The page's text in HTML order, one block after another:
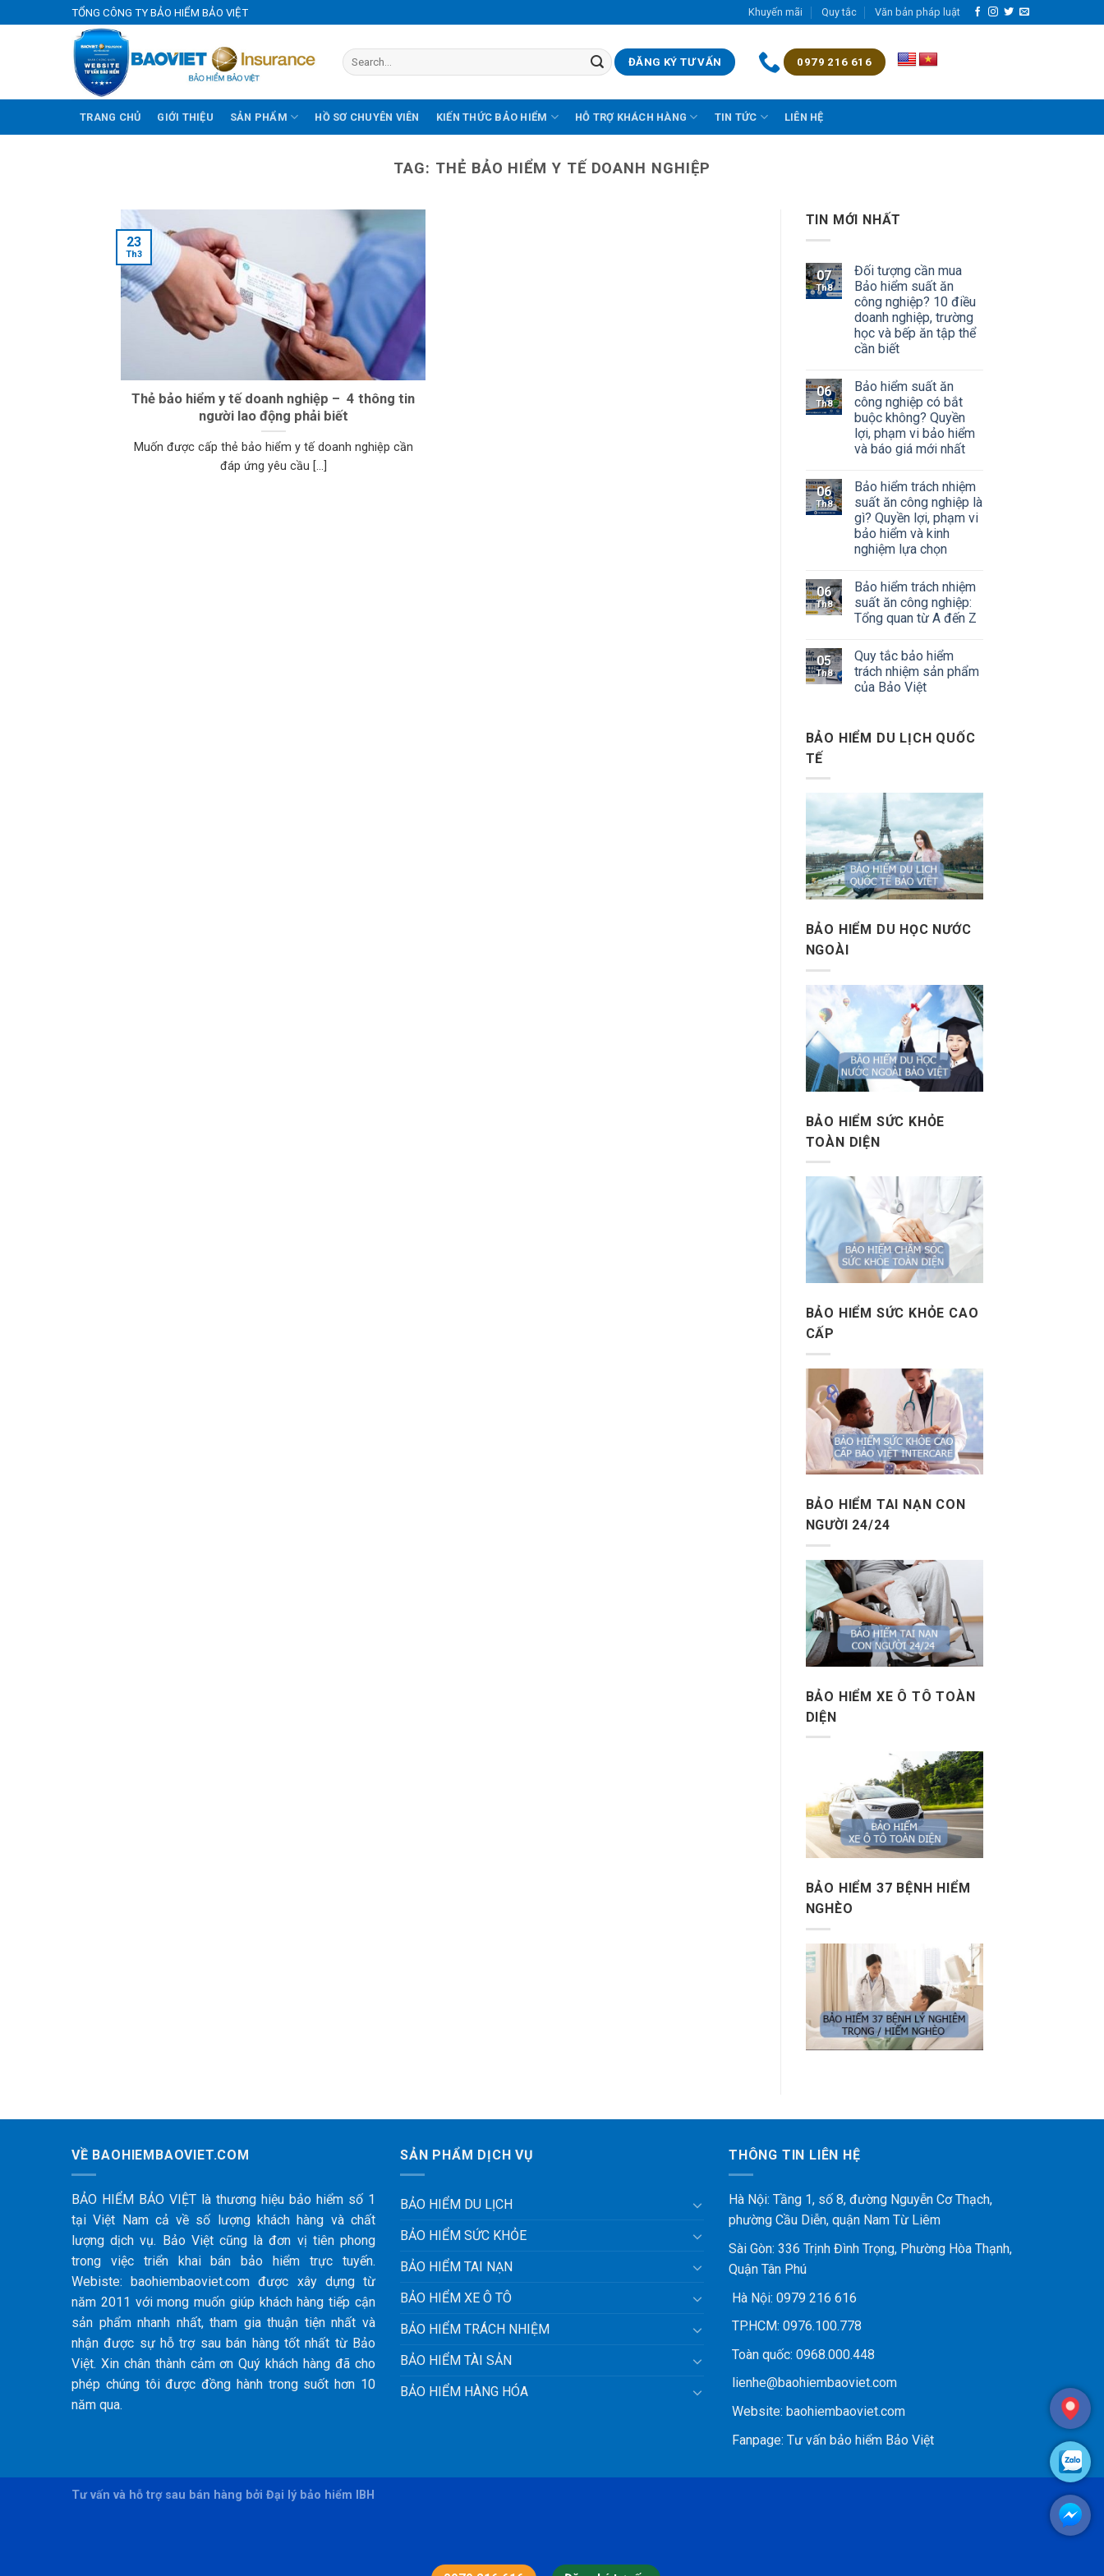
to
TỔNG CÔNG TY BẢO HIỂM BẢO VIỆT Khuyến mãi Quy tắc Văn bản pháp luật
ĐĂNG KÝ TƯ VẤN 0979 216 616
TRANG CHỦ GIỚI THIỆU SẢN PHẨM HỒ SƠ CHUYÊN VIÊN KIẾN THỨC BẢO HIỂM HỖ TRỢ KHÁCH HÀNG TIN TỨC LIÊN HỆ
TAG: THẺ BẢO HIỂM Y TẾ DOANH NGHIỆP
Thẻ bảo hiểm y tế doanh nghiệp – 4 thông tin
người lao động phải biết
Muốn được cấp thẻ bảo hiểm y tế doanh nghiệp cần
đáp ứng yêu cầu [...]
23
Th3
TIN MỚI NHẤT
07
Th8
Đối tượng cần mua
Bảo hiểm suất ăn
công nghiệp? 10 điều
doanh nghiệp, trường
học và bếp ăn tập thể
cần biết
06
Th8
Bảo hiểm suất ăn
công nghiệp có bắt
buộc không? Quyền
lợi, phạm vi bảo hiểm
và báo giá mới nhất
06
Th8
Bảo hiểm trách nhiệm
suất ăn công nghiệp là
gì? Quyền lợi, phạm vi
bảo hiểm và kinh
nghiệm lựa chọn
06
Th8
Bảo hiểm trách nhiệm
suất ăn công nghiệp:
Tổng quan từ A đến Z
05
Th8
Quy tắc bảo hiểm
trách nhiệm sản phẩm
của Bảo Việt
BẢO HIỂM DU LỊCH QUỐC
TẾ
BẢO HIỂM DU HỌC NƯỚC
NGOÀI
BẢO HIỂM SỨC KHỎE
TOÀN DIỆN
BẢO HIỂM SỨC KHỎE CAO
CẤP
BẢO HIỂM TAI NẠN CON
NGƯỜI 24/24
BẢO HIỂM XE Ô TÔ TOÀN
DIỆN
BẢO HIỂM 37 BỆNH HIỂM
NGHÈO
VỀ BAOHIEMBAOVIET.COM
BẢO HIỂM BẢO VIỆT là thương hiệu bảo hiểm số 1
tại Việt Nam cả về số lượng khách hàng và chất
lượng dịch vụ. Bảo Việt cũng là đơn vị tiên phong
trong việc triển khai bán bảo hiểm trực tuyến.
Webiste: baohiembaoviet.com được xây dựng từ
năm 2011 với mong muốn giúp khách hàng tiếp cận
sản phẩm nhanh nhất, tham gia thuận tiện nhất và
nhận được sự hỗ trợ sau bán hàng tốt nhất từ Bảo
Việt. Xin chân thành cảm ơn Quý khách hàng đã cho
phép chúng tôi được đồng hành trong suốt hơn 10
năm qua.
SẢN PHẨM DỊCH VỤ
BẢO HIỂM DU LỊCH
BẢO HIỂM SỨC KHỎE
BẢO HIỂM TAI NẠN
BẢO HIỂM XE Ô TÔ
BẢO HIỂM TRÁCH NHIỆM
BẢO HIỂM TÀI SẢN
BẢO HIỂM HÀNG HÓA
THÔNG TIN LIÊN HỆ
Hà Nội: Tầng 1, số 8, đường Nguyễn Cơ Thạch,
phường Cầu Diễn, quận Nam Từ Liêm
Sài Gòn: 336 Trịnh Đình Trọng, Phường Hòa Thạnh,
Quận Tân Phú
Hà Nội: 0979 216 616
TP.HCM: 0976.100.778
Toàn quốc: 0968.000.448
lienhe@baohiembaoviet.com
Website: baohiembaoviet.com
Fanpage: Tư vấn bảo hiểm Bảo Việt
Tư vấn và hỗ trợ sau bán hàng bởi Đại lý bảo hiểm IBH